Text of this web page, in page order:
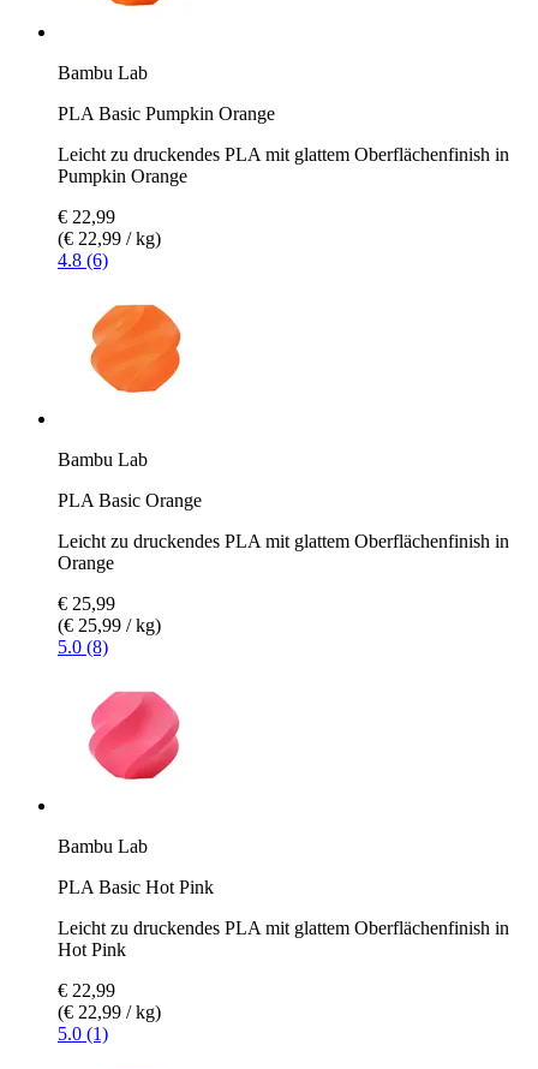
Bambu Lab
PLA Basic Pumpkin Orange
Leicht zu druckendes PLA mit glattem Oberflächenfinish in
Pumpkin Orange
€ 22,99
(€ 22,99 / kg)
4.8 (6)
Bambu Lab
PLA Basic Orange
Leicht zu druckendes PLA mit glattem Oberflächenfinish in
Orange
€ 25,99
(€ 25,99 / kg)
5.0 (8)
Bambu Lab
PLA Basic Hot Pink
Leicht zu druckendes PLA mit glattem Oberflächenfinish in
Hot Pink
€ 22,99
(€ 22,99 / kg)
5.0 (1)